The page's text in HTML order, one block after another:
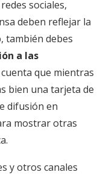
sociales,
deben reflejar la
también debes
a las
que mientras
bien una tarjeta de
difusión en
mostrar otras
y otros canales